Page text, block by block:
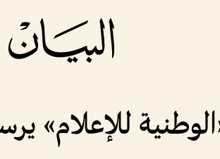
للإعلام»